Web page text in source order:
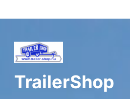
TrailerShop